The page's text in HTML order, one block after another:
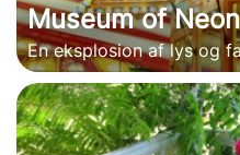
Museum of
En eksplosion af lys og